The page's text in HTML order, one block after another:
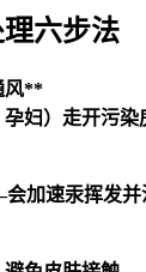
六步法
风**
妇）走开污
加速汞挥发并